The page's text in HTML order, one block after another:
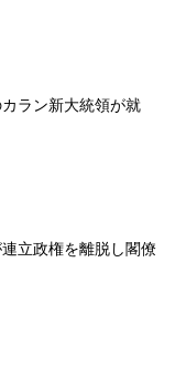
ラン新大統領が就
立政権を離脱し閣僚